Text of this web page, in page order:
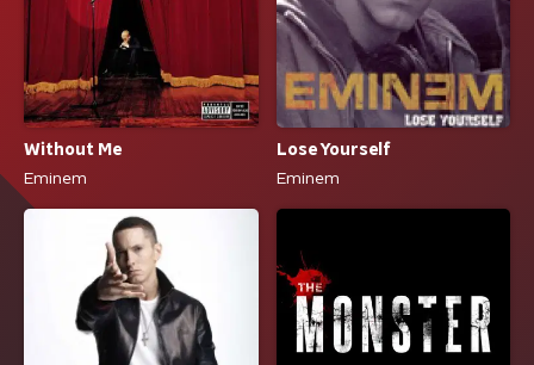
Without Me
Eminem
Lose Yourself
Eminem